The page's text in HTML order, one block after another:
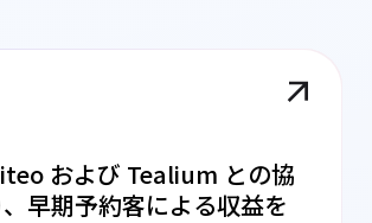
および Tealium との協
早期予約客による収益を